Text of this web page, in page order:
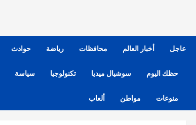
عاجل أخبار العالم محافظات رياضة حوادث
حظك اليوم سوشيال ميديا تكنولوجيا سياسة
منوعات مواطن ألعاب